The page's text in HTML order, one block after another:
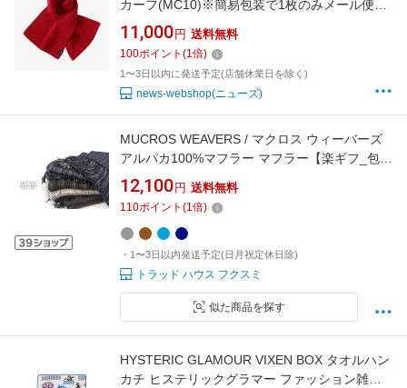
カーフ(MC10)※簡易包装で1枚のみメール便配
送可能です。
11,000 円 送料無料
100ポイント (1倍)
1〜3日以内に発送予定(店舗休業日を除く)
news-webshop(ニューズ)
MUCROS WEAVERS / マクロス ウィーバーズ
アルパカ100%マフラー マフラー【楽ギフ_包
装】
12,100 円 送料無料
110ポイント (1倍)
・1〜3日以内発送予定(日月祝定休日除)
トラッド ハウス フクスミ
似た商品を探す
HYSTERIC GLAMOUR VIXEN BOX タオルハン
カチ ヒステリックグラマー ファッション雑貨